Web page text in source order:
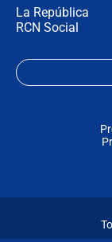
La República
RCN Social